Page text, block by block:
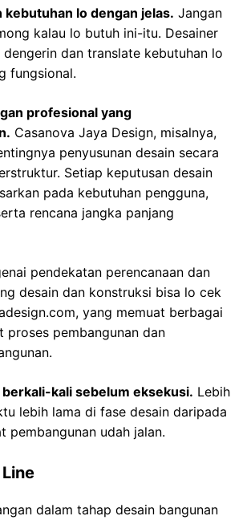
kebutuhan lo dengan jelas. Jangan
kalau lo butuh ini-itu. Desainer
dan translate kebutuhan lo
fungsional.
profesional yang
Casanova Jaya Design, misalnya,
penyusunan desain secara
Setiap keputusan desain
pada kebutuhan pengguna,
rencana jangka panjang
pendekatan perencanaan dan
desain dan konstruksi bisa lo cek
yang memuat berbagai
proses pembangunan dan
kali sebelum eksekusi. Lebih
lebih lama di fase desain daripada
pembangunan udah jalan.
dalam tahap desain bangunan